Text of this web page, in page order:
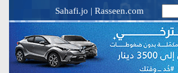
Sahafi.jo | Rasseen.com